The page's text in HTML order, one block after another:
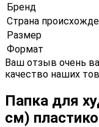
Бренд
Страна
Размер
Формат
Ваш отзыв очень
качество наших
Папка для
см)